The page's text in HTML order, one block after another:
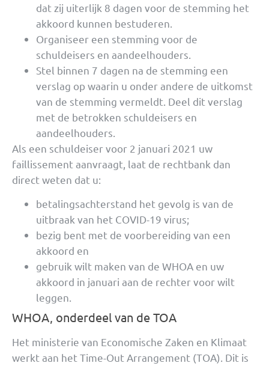
dat zij uiterlijk 8 dagen voor de stemming het
akkoord kunnen bestuderen.
Organiseer een stemming voor de
schuldeisers en aandeelhouders.
Stel binnen 7 dagen na de stemming een
verslag op waarin u onder andere de uitkomst
van de stemming vermeldt. Deel dit verslag
met de betrokken schuldeisers en
aandeelhouders.
Als een schuldeiser voor 2 januari 2021 uw
faillissement aanvraagt, laat de rechtbank dan
direct weten dat u:
betalingsachterstand het gevolg is van de
uitbraak van het COVID-19 virus;
bezig bent met de voorbereiding van een
akkoord en
gebruik wilt maken van de WHOA en uw
akkoord in januari aan de rechter voor wilt
leggen.
WHOA, onderdeel van de TOA
Het ministerie van Economische Zaken en Klimaat
werkt aan het Time-Out Arrangement (TOA). Dit is